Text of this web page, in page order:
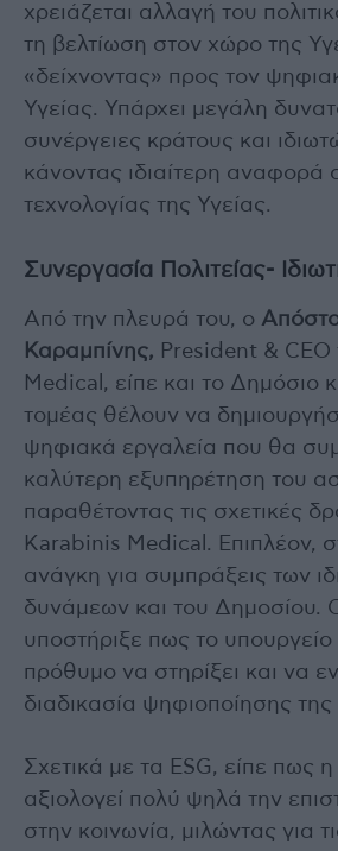
χρειάζεται αλλαγή του
τη βελτίωση στον χώρο της
«δείχνοντας» προς τον
Υγείας. Υπάρχει μεγάλη
συνέργειες κράτους και
κάνοντας ιδιαίτερη αναφορά
τεχνολογίας της Υγείας.
Συνεργασία Πολιτείας-
Από την πλευρά του, ο
Καραμπίνης, President &
Medical, είπε και το Δημόσιο
τομέας θέλουν να
ψηφιακά εργαλεία που θα
καλύτερη εξυπηρέτηση του
παραθέτοντας τις σχετικές
Karabinis Medical. Επιπλέον,
ανάγκη για συμπράξεις των
δυνάμεων και του Δημοσίου.
υποστήριξε πως το υπουργείο
πρόθυμο να στηρίξει και να
διαδικασία ψηφιοποίησης της
Σχετικά με τα ESG, είπε πως η
αξιολογεί πολύ ψηλά την
στην κοινωνία, μιλώντας για